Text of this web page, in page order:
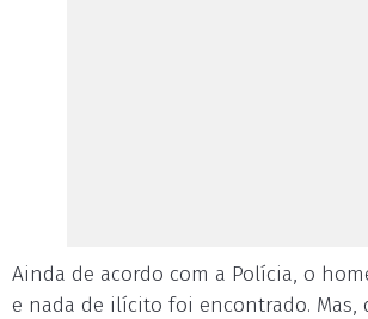
Ainda de acordo com a Polícia, o
e nada de ilícito foi encontrado. Mas,